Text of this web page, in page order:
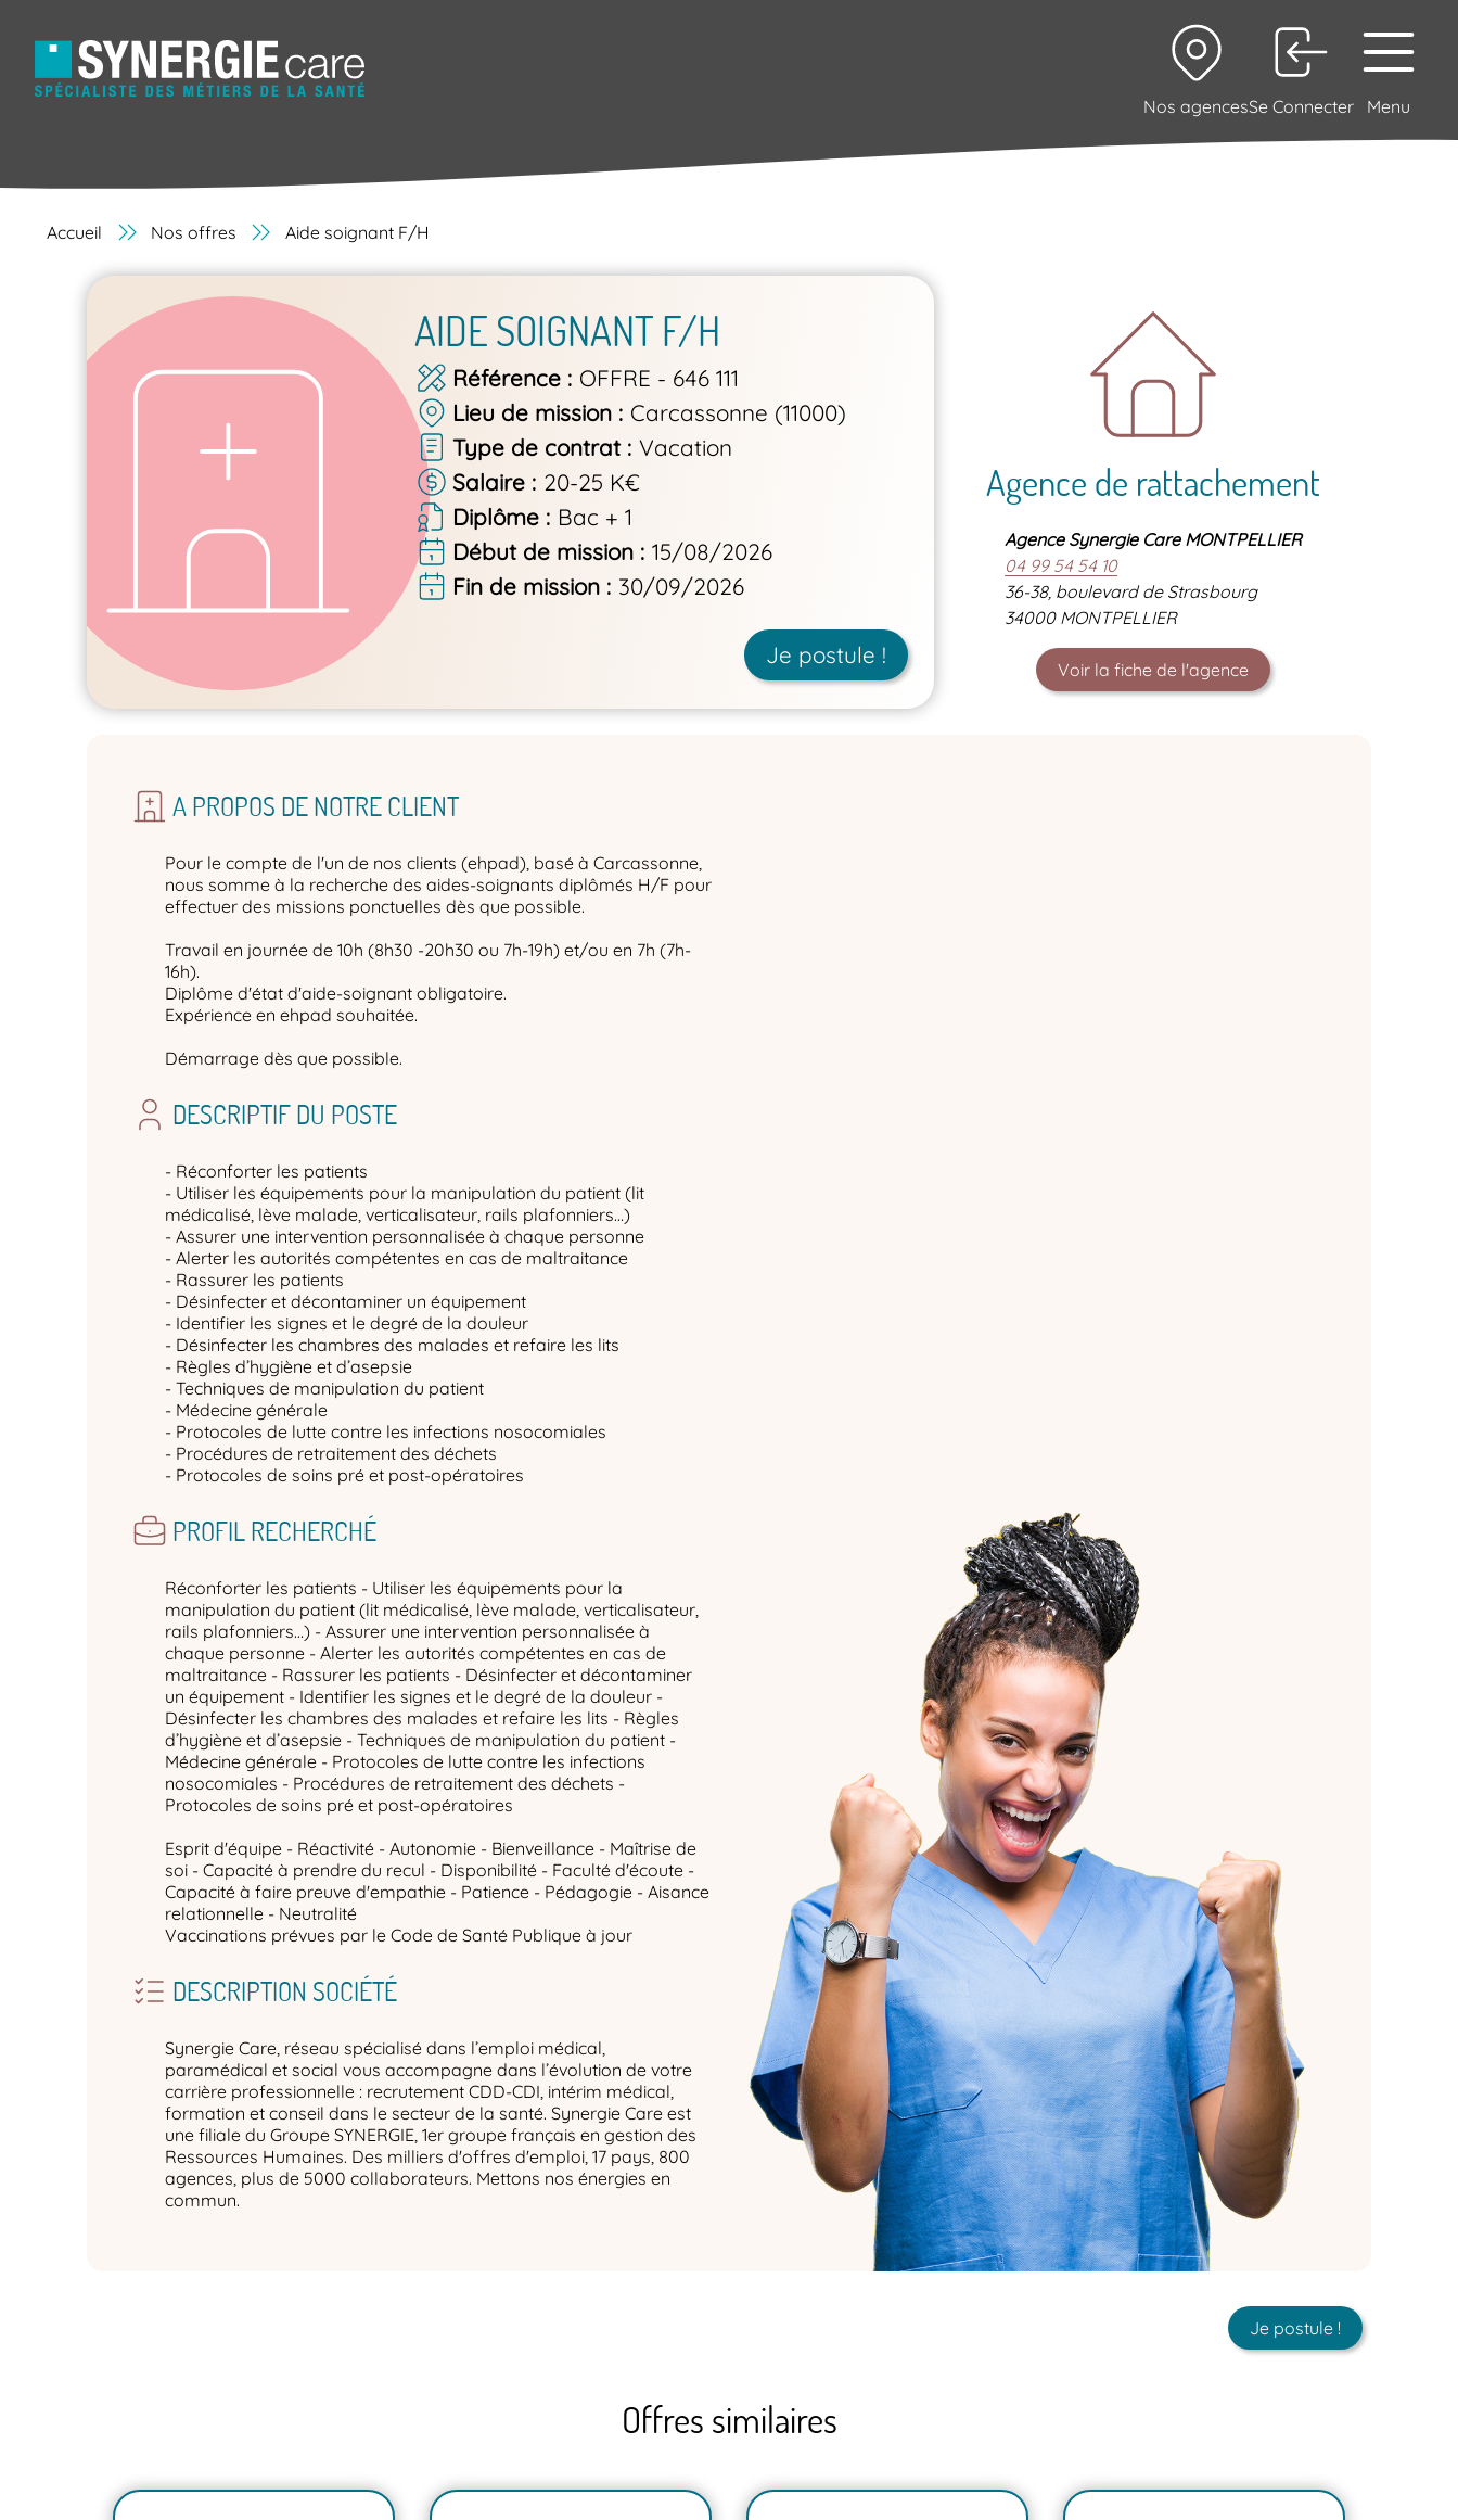
Nos agencesSe Connecter Menu
Accueil Nos offres Aide soignant F/H
AIDE SOIGNANT F/H
Référence
OFFRE - 646 111
Lieu de mission
Carcassonne (11000)
Type de contrat
Vacation
Salaire
20-25 K€
Diplôme
Bac + 1
Début de mission
15/08/2026
Fin de mission
30/09/2026
Je postule !
Agence de rattachement
Agence Synergie Care MONTPELLIER
04 99 54 54 10
36-38, boulevard de Strasbourg
34000 MONTPELLIER
Voir la fiche de l'agence
A PROPOS DE NOTRE CLIENT
Pour le compte de l'un de nos clients (ehpad), basé à Carcassonne,
nous somme à la recherche des aides-soignants diplômés H/F pour
effectuer des missions ponctuelles dès que possible.
Travail en journée de 10h (8h30 -20h30 ou 7h-19h) et/ou en 7h (7h-
16h).
Diplôme d'état d'aide-soignant obligatoire.
Expérience en ehpad souhaitée.
Démarrage dès que possible.
DESCRIPTIF DU POSTE
- Réconforter les patients
- Utiliser les équipements pour la manipulation du patient (lit
médicalisé, lève malade, verticalisateur, rails plafonniers…)
- Assurer une intervention personnalisée à chaque personne
- Alerter les autorités compétentes en cas de maltraitance
- Rassurer les patients
- Désinfecter et décontaminer un équipement
- Identifier les signes et le degré de la douleur
- Désinfecter les chambres des malades et refaire les lits
- Règles d’hygiène et d’asepsie
- Techniques de manipulation du patient
- Médecine générale
- Protocoles de lutte contre les infections nosocomiales
- Procédures de retraitement des déchets
- Protocoles de soins pré et post-opératoires
PROFIL RECHERCHÉ
Réconforter les patients - Utiliser les équipements pour la
manipulation du patient (lit médicalisé, lève malade, verticalisateur,
rails plafonniers…) - Assurer une intervention personnalisée à
chaque personne - Alerter les autorités compétentes en cas de
maltraitance - Rassurer les patients - Désinfecter et décontaminer
un équipement - Identifier les signes et le degré de la douleur -
Désinfecter les chambres des malades et refaire les lits - Règles
d’hygiène et d’asepsie - Techniques de manipulation du patient -
Médecine générale - Protocoles de lutte contre les infections
nosocomiales - Procédures de retraitement des déchets -
Protocoles de soins pré et post-opératoires
Esprit d'équipe - Réactivité - Autonomie - Bienveillance - Maîtrise de
soi - Capacité à prendre du recul - Disponibilité - Faculté d'écoute -
Capacité à faire preuve d'empathie - Patience - Pédagogie - Aisance
relationnelle - Neutralité
Vaccinations prévues par le Code de Santé Publique à jour
DESCRIPTION SOCIÉTÉ
Synergie Care, réseau spécialisé dans l’emploi médical,
paramédical et social vous accompagne dans l’évolution de votre
carrière professionnelle : recrutement CDD-CDI, intérim médical,
formation et conseil dans le secteur de la santé. Synergie Care est
une filiale du Groupe SYNERGIE, 1er groupe français en gestion des
Ressources Humaines. Des milliers d'offres d'emploi, 17 pays, 800
agences, plus de 5000 collaborateurs. Mettons nos énergies en
commun.
Je postule !
Offres similaires